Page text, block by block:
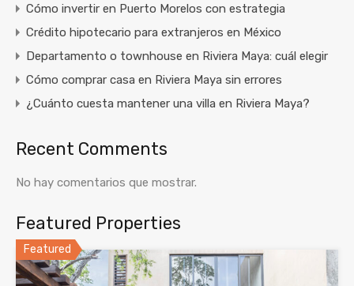
Cómo invertir en Puerto Morelos con estrategia
Crédito hipotecario para extranjeros en México
Departamento o townhouse en Riviera Maya: cuál elegir
Cómo comprar casa en Riviera Maya sin errores
¿Cuánto cuesta mantener una villa en Riviera Maya?
Recent Comments
No hay comentarios que mostrar.
Featured Properties
Featured